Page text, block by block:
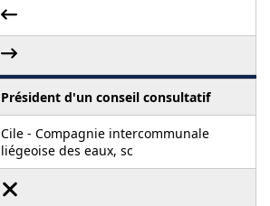
Président d'un conseil consultatif
Cile - Compagnie intercommunale
liégeoise des eaux, sc